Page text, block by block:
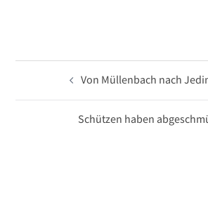
Von Müllenbach nach
Schützen haben